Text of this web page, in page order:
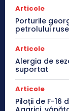
Articole
Porturile
petrolului
Articole
Alergia de
suportat
Articole
Piloții de F-16